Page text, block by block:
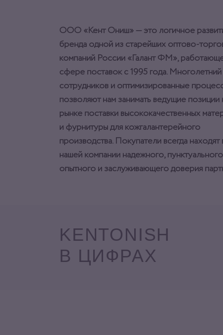
ООО «Кент Ониш» — это логичное
бренда одной из старейших оптово-
компаний России «Галант ФМ»,
сфере поставок с 1995 года.
сотрудников и оптимизированные
позволяют нам занимать ведущие позиции
рынке поставки высококачественных
и фурнитуры для кожгалантерейного
производства. Покупатели всегда находят
нашей компании надежного,
опытного и заслуживающего доверия
KENTONISH
В ЦИФРАХ